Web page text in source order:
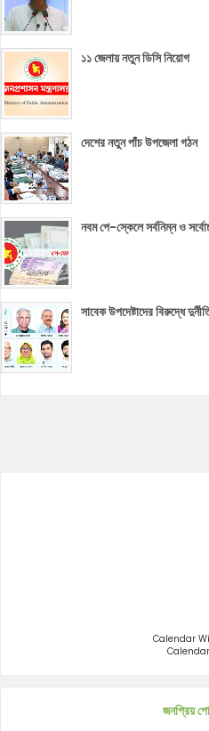
১১ জেলায় নতুন ডিসি নিয়োগ
দেশের নতুন পাঁচ উপজেলা গঠন
নবম পে-স্কেলে সর্বনিম্ন ও
সাবেক উপদেষ্টাদের বিরুদ্ধে
Calendar
জনপ্রিয়